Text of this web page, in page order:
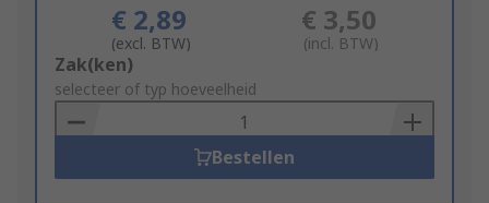
€ 2,89
(excl. BTW)
€ 3,50
(incl. BTW)
Add
to
Basket
Zak(ken)
selecteer of typ hoeveelheid
Bestellen